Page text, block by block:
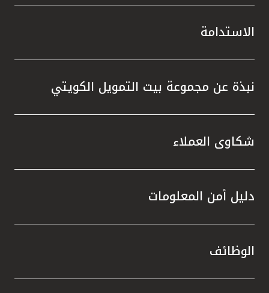
الاستدامة
نبذة عن مجموعة بيت التمويل الكويتي
شكاوى العملاء
دليل أمن المعلومات
الوظائف